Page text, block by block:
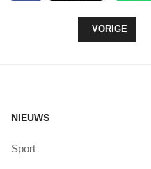
VORIG
VORIGE
NIEUWS
Sport